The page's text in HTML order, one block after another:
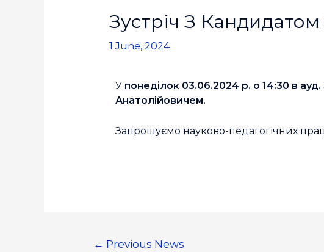
Зустріч З
1 June, 2024
У понеділок 03.06.2024 р. о 14:30 в ауд.
Анатолійовичем.
Запрошуємо науково-педагогічних
← Previous News